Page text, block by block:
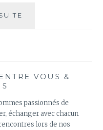
VOUS &
passionnés de
échanger avec chacun
lors de nos